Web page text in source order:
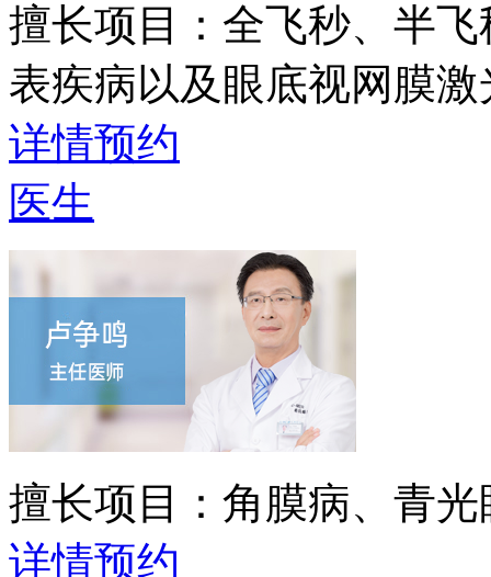
擅长项目： 全飞秒、半
表疾病以及眼底视网膜激
详情预约
医生
擅长项目： 角膜病、青
详情预约